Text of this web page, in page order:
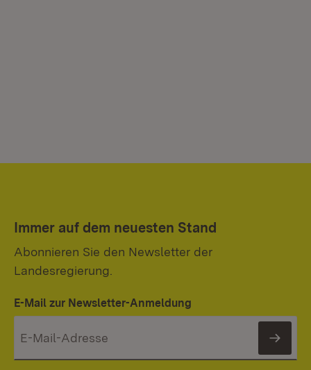
Immer auf dem neuesten Stand
Abonnieren Sie den Newsletter der
Landesregierung.
E-Mail zur Newsletter-Anmeldung